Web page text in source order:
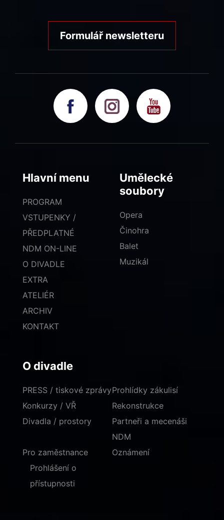
Formulář newsletteru
Hlavní menu
PROGRAM
VSTUPENKY /
PŘEDPLATNÉ
NDM ON-LINE
O DIVADLE
EXTRA
ATELIÉR
ARCHIV
KONTAKT
Umělecké
soubory
Opera
Činohra
Balet
Muzikál
O divadle
PRESS / tiskové zprávy
Konkurzy / VŘ
Divadla / prostory
Prohlídky zákulisí
Rekonstrukce
Partneři a mecenáši
NDM
Pro zaměstnance
Oznámení
Prohlášení o
přístupnosti